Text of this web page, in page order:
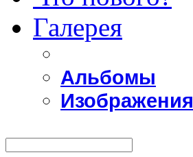
Галерея
Альбомы
Изображения